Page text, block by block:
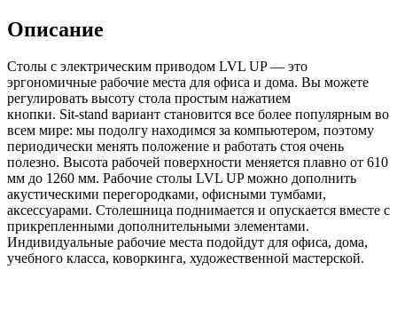
Описание
Столы с электрическим приводом LVL UP — это
эргономичные рабочие места для офиса и дома. Вы можете
регулировать высоту стола простым нажатием
кнопки. Sit-stand вариант становится все более популярным во
всем мире: мы подолгу находимся за компьютером, поэтому
периодически менять положение и работать стоя очень
полезно. Высота рабочей поверхности меняется плавно от 610
мм до 1260 мм. Рабочие столы LVL UP можно дополнить
акустическими перегородками, офисными тумбами,
аксессуарами. Столешница поднимается и опускается вместе с
прикрепленными дополнительными элементами.
Индивидуальные рабочие места подойдут для офиса, дома,
учебного класса, коворкинга, художественной мастерской.